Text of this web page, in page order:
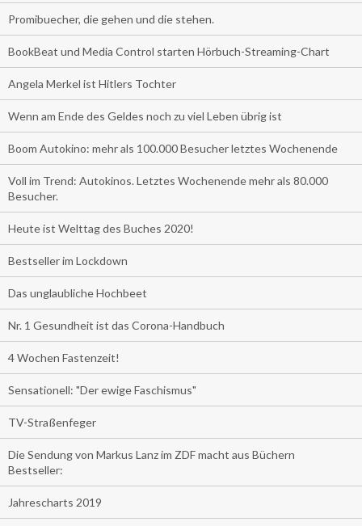
Promibuecher, die gehen und die stehen.
BookBeat und Media Control starten Hörbuch-Streaming-Chart
Angela Merkel ist Hitlers Tochter
Wenn am Ende des Geldes noch zu viel Leben übrig ist
Boom Autokino: mehr als 100.000 Besucher letztes Wochenende
Voll im Trend: Autokinos. Letztes Wochenende mehr als 80.000
Besucher.
Heute ist Welttag des Buches 2020!
Bestseller im Lockdown
Das unglaubliche Hochbeet
Nr. 1 Gesundheit ist das Corona-Handbuch
4 Wochen Fastenzeit!
Sensationell: "Der ewige Faschismus"
TV-Straßenfeger
Die Sendung von Markus Lanz im ZDF macht aus Büchern
Bestseller:
Jahrescharts 2019